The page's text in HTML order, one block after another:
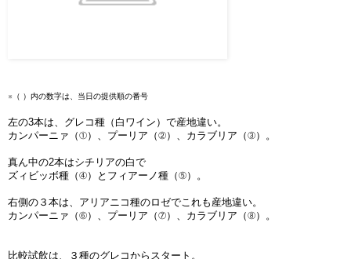
※（ ）内の数字は、当日の提供順の番号
左の3本は、グレコ種（白ワイン）で産地違い。
カンパーニァ（①）、プーリア（②）、カラブリア（③）。
真ん中の2本はシチリアの白で
ズィビッボ種（④）とフィアーノ種（⑤）。
右側の３本は、アリアニコ種のロゼでこれも産地違い。
カンパーニァ（⑥）、プーリア（⑦）、カラブリア（⑧）。
比較試飲は、３種のグレコからスタート。